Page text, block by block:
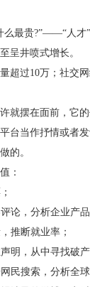
么最贵?”——“人
呈井喷式增长。
超过10万；社交
就摆在面前，它的
台当作抒情或者
的。
：
论，分析企业产品
推断就业率；
明，从中寻找破产
民搜索，分析全